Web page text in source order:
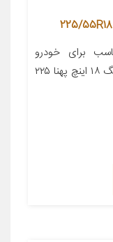
برای خودرو
هیوندای ix۳۵ هیوندای توسان اندازه رینگ ۱۸ اینچ پهنا ۲۲۵